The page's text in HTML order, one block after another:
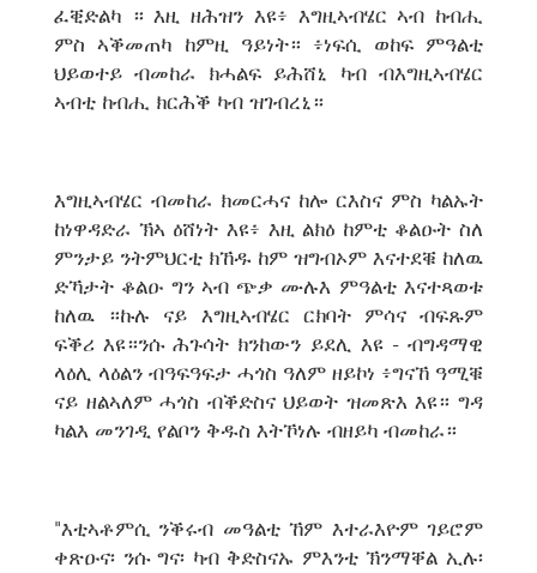
ፈቒድልካ ። እዚ ዘሕዝን እዩ፥ እግዚኣብሄር ኣብ ከብሒ
ምስ ኣቕመጠካ ከምዚ ዓይነት። ፥ነፍሲ ወከፍ ምዓልቲ
ህይወተይ ብመከራ ክሓልፍ ይሕሸኒ ካብ ብእግዚኣብሄር
ኣብቲ ከብሒ ክርሕቕ ካብ ዝገብረኒ።
እግዚኣብሄር ብመከራ ክመርሓና ከሎ ርእስና ምስ ካልኡት
ከነዋዳድራ ኽኣ ዕሸነት እዩ፥ እዚ ልክዕ ከምቲ ቆልዑት ስለ
ምንታይ ንትምህርቲ ክኸዱ ከም ዝግብኦም እናተደቑ ከለዉ
ድኻታት ቆልዑ ግን ኣብ ጭቃ ሙሉእ ምዓልቲ እናተጻወቱ
ከለዉ ።ኩሉ ናይ እግዚኣብሄር ርክባት ምሳና ብፍጹም
ፍቕሪ እዩ።ንሱ ሕጉሳት ክንከውን ይደሊ እዩ - ብግዳማዊ
ላዕሊ ላዕልን ብዓፍዓፍታ ሓጎስ ዓለም ዘይኮነ ፥ግናኸ ዓሚቑ
ናይ ዘልኣለም ሓጎስ ብቕድስና ህይወት ዝመጽእ እዩ። ግዳ
ካልእ መንገዲ የልቦን ቅዱስ እትኾነሉ ብዘይካ ብመከራ።
"እቲኣቶምሲ ንቕሩብ መዓልቲ ኸም እተራእዮም ገይሮም
ቀጽዑና፡ ንሱ ግና፡ ካብ ቅድስናኡ ምእንቲ ኽንማቐል ኢሉ፡